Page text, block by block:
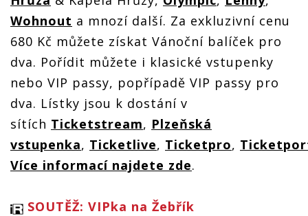
Wohnout a mnozí další. Za exkluzivní cenu
680 Kč můžete získat Vánoční balíček pro
dva. Pořídit můžete i klasické vstupenky
nebo VIP passy, popřípadě VIP passy pro
dva. Lístky jsou k dostání v
sítích Ticketstream, Plzeňská
vstupenka, Ticketlive, Ticketpro,
Více informací najdete zde.
SOUTĚŽ: VIPka na Žebřík